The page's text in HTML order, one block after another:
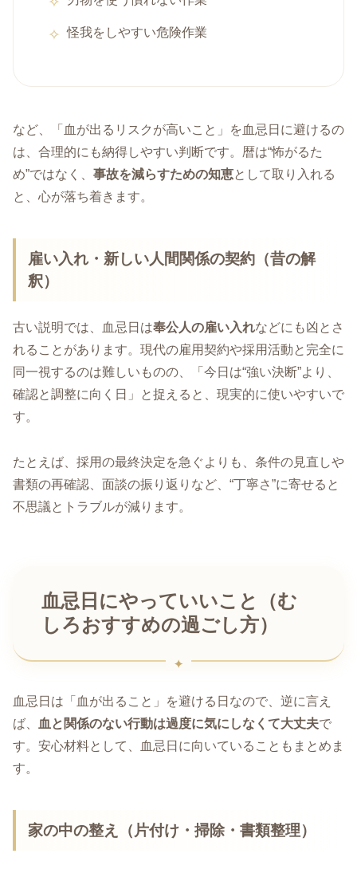
怪我をしやすい危険作業
など、「血が出るリスクが高いこと」を血忌日に避けるの
は、合理的にも納得しやすい判断です。暦は“怖がるた
め”ではなく、 事故を減らすための知恵として取り入れる
と、心が落ち着きます。
雇い入れ・新しい人間関係の契約（昔の解
釈）
古い説明では、血忌日は奉公人の雇い入れなどにも凶とさ
れることがあります。現代の雇用契約や採用活動と完全に
同一視するのは難しいものの、「今日は“強い決断”より、
確認と調整に向く日」と捉えると、現実的に使いやすいで
す。
たとえば、採用の最終決定を急ぐよりも、条件の見直しや
書類の再確認、面談の振り返りなど、“丁寧さ”に寄せると
不思議とトラブルが減ります。
血忌日にやっていいこと（む
しろおすすめの過ごし方）
血忌日は「血が出ること」を避ける日なので、逆に言え
ば、
血と関係のない行動は過度に気にしなくて大丈夫で
す。安心材料として、血忌日に向いていることもまとめま
す。
家の中の整え（片付け・掃除・書類整理）